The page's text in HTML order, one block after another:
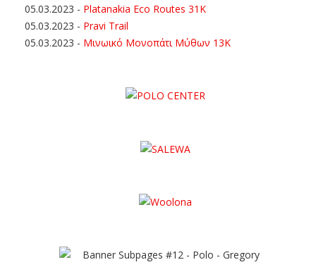
05.03.2023 - Platanakia Eco Routes 31K
05.03.2023 - Pravi Trail
05.03.2023 - Μινωικό Μονοπάτι Μύθων 13Κ